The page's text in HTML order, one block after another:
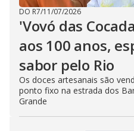
DO R7/11/07/2026
'Vovó das
aos 100 anos,
sabor pelo Rio
Os doces artesanais são
ponto fixo na estrada dos
Grande